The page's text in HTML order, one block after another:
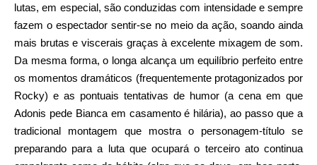
lutas, em especial, são conduzidas com intensidade e sempre
fazem o espectador sentir-se no meio da ação, soando ainda
mais brutas e viscerais graças à excelente mixagem de som.
Da mesma forma, o longa alcança um equilíbrio perfeito entre
os momentos dramáticos (frequentemente protagonizados por
Rocky) e as pontuais tentativas de humor (a cena em que
Adonis pede Bianca em casamento é hilária), ao passo que a
tradicional montagem que mostra o personagem-título se
preparando para a luta que ocupará o terceiro ato continua